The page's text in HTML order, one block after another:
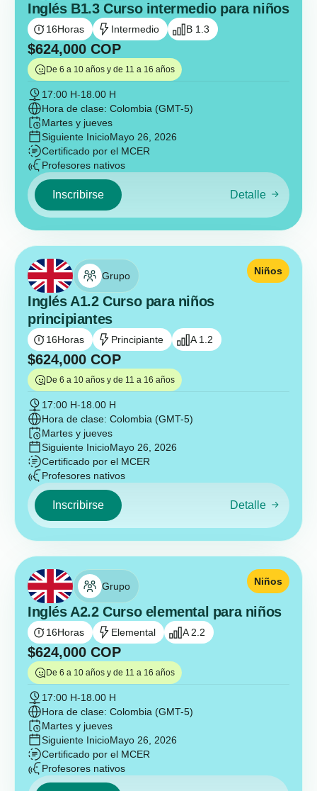
Inglés B1.3 Curso intermedio para niños
16Horas Intermedio B 1.3
$624,000 COP
De 6 a 10 años y de 11 a 16 años
17:00 H-18.00 H
Hora de clase: Colombia (GMT-5)
Martes y jueves
Siguiente InicioMayo 26, 2026
Certificado por el MCER
Profesores nativos
Inscribirse Detalle
Grupo
Inglés A1.2 Curso para niños
principiantes
16Horas Principiante A 1.2
Niños
$624,000 COP
De 6 a 10 años y de 11 a 16 años
17:00 H-18.00 H
Hora de clase: Colombia (GMT-5)
Martes y jueves
Siguiente InicioMayo 26, 2026
Certificado por el MCER
Profesores nativos
Inscribirse Detalle
Grupo
Inglés A2.2 Curso elemental para niños
16Horas Elemental A 2.2
Niños
$624,000 COP
De 6 a 10 años y de 11 a 16 años
17:00 H-18.00 H
Hora de clase: Colombia (GMT-5)
Martes y jueves
Siguiente InicioMayo 26, 2026
Certificado por el MCER
Profesores nativos